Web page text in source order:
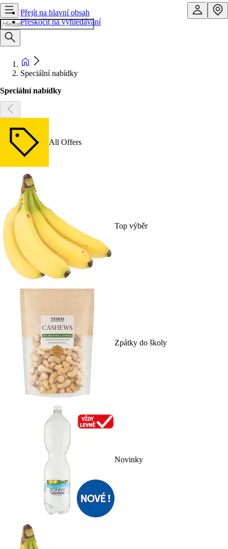
Přejít na hlavní obsah
Přeskočit na vyhledávání
Speciální nabídky
Speciální nabídky
All Offers
Top výběr
Zpátky do školy
Novinky